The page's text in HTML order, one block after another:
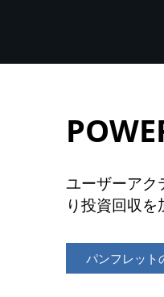
ユーザーアク
り投資回収を
パンフレット